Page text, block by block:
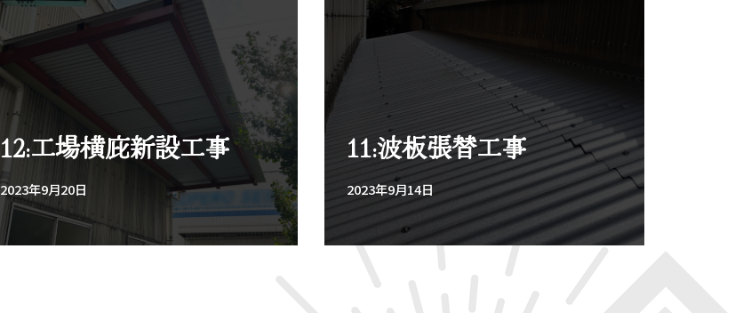
12:工場横庇新設工事
2023年9月20日
11:波板張替工事
2023年9月14日